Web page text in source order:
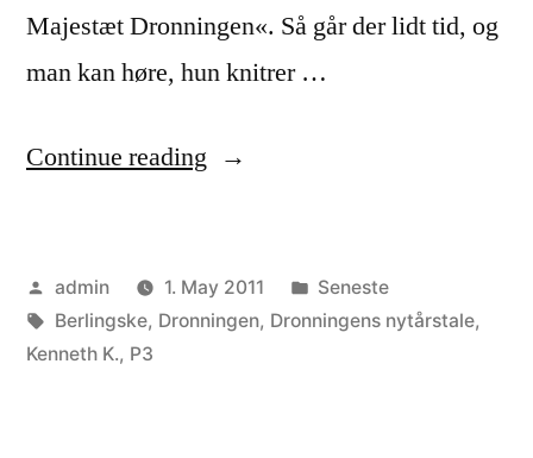
Majestæt Dronningen«. Så går der lidt tid, og
man kan høre, hun knitrer …
Continue reading “Interview
Tidende”
Posted
by
admin 1. May 2011
Posted
in
Seneste
Tags:
Berlingske, Dronningen, Dronningens nytårstale,
Kenneth K., P3